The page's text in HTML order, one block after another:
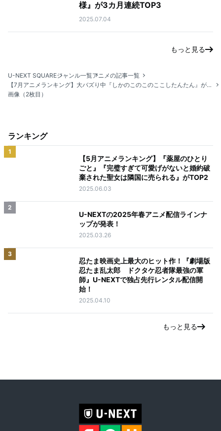
様』が3カ月連続TOP3
2025.07.04
もっと見る
U-NEXT SQUAREジャンル一覧アニメの記事一覧
【7月アニメランキング】大バズり中『しかのこのこのここしたんたん』が3位に浮上！
画像（2枚目）
ランキング
1
【5月アニメランキング】『薬屋のひとり
ごと』『完璧すぎて可愛げがないと婚約破
棄された聖女は隣国に売られる』がTOP2
2025.06.03
2
U-NEXTの2025年春アニメ配信ラインナ
ップが発表！
2025.03.26
3
忍たま映画史上最大のヒット作！『劇場版
忍たま乱太郎 ドクタケ忍者隊最強の軍
師』U-NEXTで独占先行レンタル配信開
始！
2025.04.10
もっと見る